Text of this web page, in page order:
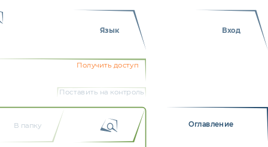
Язык Вход
Поставить на контроль
Получить доступ
В папку Оглавление